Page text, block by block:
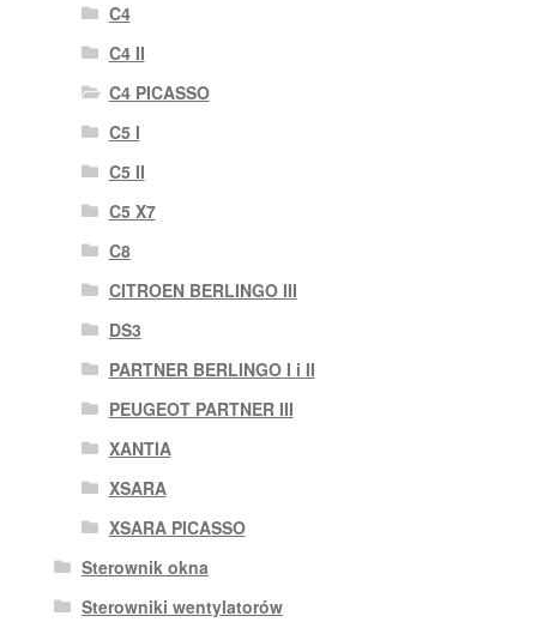
C4
C4 II
C4 PICASSO
C5 I
C5 II
C5 X7
C8
CITROEN BERLINGO III
DS3
PARTNER BERLINGO I i II
PEUGEOT PARTNER III
XANTIA
XSARA
XSARA PICASSO
Sterownik okna
Sterowniki wentylatorów